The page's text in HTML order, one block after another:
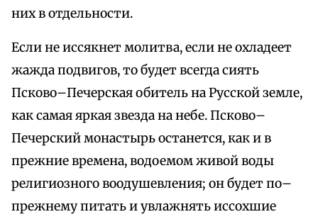
них в отдельности.
Если не иссякнет молитва, если не охладеет
жажда подвигов, то будет всегда сиять
Псково–Печерская обитель на Русской земле,
как самая яркая звезда на небе. Псково–
Печерский монастырь останется, как и в
прежние времена, водоемом живой воды
религиозного воодушевления; он будет по–
прежнему питать и увлажнять иссохшие